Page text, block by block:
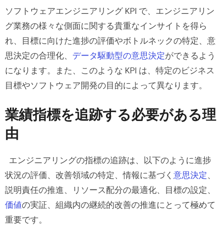
KPIダッシュボードの利点
スコアカード
スコアカードの利点
エンジニアリング KPI の例
製品の性能と信頼性
顧客満足度
デザイン一貫性スコア
コンポーネントのリユース率
ソフトウェアエンジニアリング KPI で、エンジニアリン
グ業務の様々な側面に関する貴重なインサイトを得ら
れ、目標に向けた進捗の評価やボトルネックの特定、意
思決定の合理化、 データ駆動型の意思決定ができるよう
になります。また、このような KPI は、特定のビジネス
目標やソフトウェア開発の目的によって異なります。
業績指標を追跡する必要がある理
由
エンジニアリングの指標の追跡は、以下のように進捗
状況の評価、改善領域の特定、情報に基づく 意思決定 、
説明責任の推進、リソース配分の最適化、目標の設定、
価値の実証、組織内の継続的改善の推進にとって極めて
重要です。